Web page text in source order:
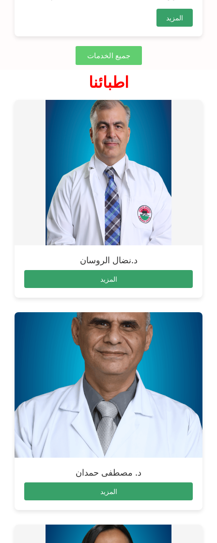
المزيد
جميع الخدمات
اطبائنا
د.نضال الروسان
المزيد
د. مصطفى حمدان
المزيد